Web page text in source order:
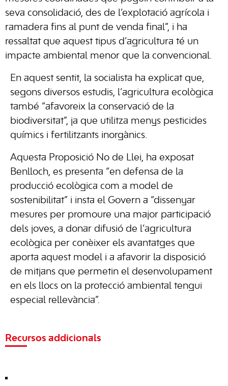
seva consolidació, des de l’explotació agrícola i
ramadera fins al punt de venda final”, i ha
ressaltat que aquest tipus d’agricultura té un
impacte ambiental menor que la convencional.
En aquest sentit, la socialista ha explicat que,
segons diversos estudis, l’agricultura ecològica
també “afavoreix la conservació de la
biodiversitat”, ja que utilitza menys pesticides
químics i fertilitzants inorgànics.
Aquesta Proposició No de Llei, ha exposat
Benlloch, es presenta “en defensa de la
producció ecològica com a model de
sostenibilitat” i insta el Govern a “dissenyar
mesures per promoure una major participació
dels joves, a donar difusió de l’agricultura
ecològica per conèixer els avantatges que
aporta aquest model i a afavorir la disposició
de mitjans que permetin el desenvolupament
en els llocs on la protecció ambiental tengui
especial rellevància”.
Recursos addicionals